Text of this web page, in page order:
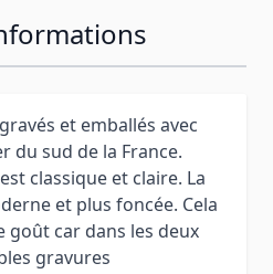
et emballés avec
du sud de la France.
est classique et claire. La
et plus foncée. Cela
goût car dans les deux
gravures